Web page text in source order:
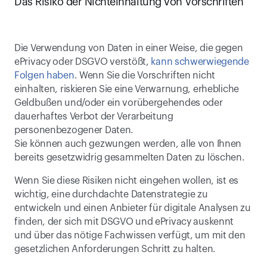
Die Verwendung von Daten in einer Weise, die gegen
ePrivacy oder DSGVO verstößt, kann schwerwiegende
Folgen haben. Wenn Sie die Vorschriften nicht
einhalten, riskieren Sie eine Verwarnung, erhebliche
Geldbußen und/oder ein vorübergehendes oder
dauerhaftes Verbot der Verarbeitung
personenbezogener Daten.
Sie können auch gezwungen werden, alle von Ihnen
bereits gesetzwidrig gesammelten Daten zu löschen.
Wenn Sie diese Risiken nicht eingehen wollen, ist es
wichtig, eine durchdachte Datenstrategie zu
entwickeln und einen Anbieter für digitale Analysen zu
finden, der sich mit DSGVO und ePrivacy auskennt
und über das nötige Fachwissen verfügt, um mit den
gesetzlichen Anforderungen Schritt zu halten.